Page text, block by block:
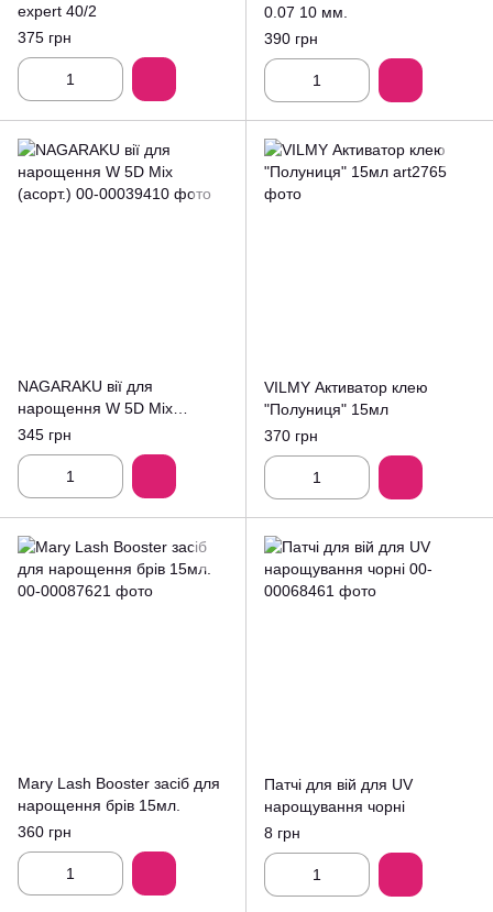
expert 40/2
375 грн
0.07 10 мм.
390 грн
NAGARAKU вії для
нарощення W 5D Mix
(асорт.)
345 грн
VILMY Активатор клею
"Полуниця" 15мл
370 грн
Mary Lash Booster засіб для
нарощення брів 15мл.
360 грн
Патчі для вій для UV
нарощування чорні
8 грн